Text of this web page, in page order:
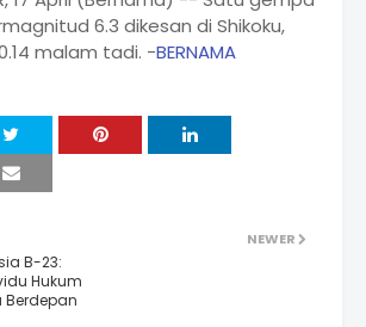
6.3 dikesan di Shikoku,
malam tadi. -BERNAMA
NEWER
B-23:
Hukum